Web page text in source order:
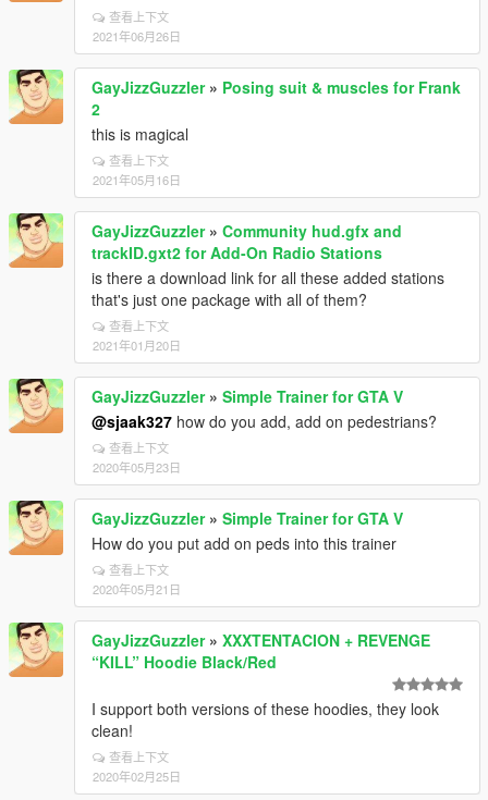
查看上下文
2021年06月26日
GayJizzGuzzler» Posing suit & muscles for Frank
2
this is magical
查看上下文
2021年05月16日
GayJizzGuzzler» Community hud.gfx and
trackID.gxt2 for Add-On Radio Stations
is there a download link for all these added stations
that's just one package with all of them?
查看上下文
2021年01月20日
GayJizzGuzzler» Simple Trainer for GTA V
@sjaak327 how do you add, add on pedestrians?
查看上下文
2020年05月23日
GayJizzGuzzler» Simple Trainer for GTA V
How do you put add on peds into this trainer
查看上下文
2020年05月21日
GayJizzGuzzler» XXXTENTACION + REVENGE
“KILL” Hoodie Black/Red
I support both versions of these hoodies, they look
clean!
查看上下文
2020年02月25日